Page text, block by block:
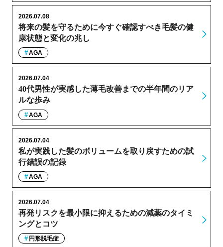
将来の髪を守るために今すぐ確認すべき毛髪の健
康状態と変化の兆し
2026.07.08
AGA
40代男性が実感した薄毛改善までの半年間のリア
ルな歩み
2026.07.04
AGA
私が実践した髪のボリュームを取り戻すための試
行錯誤の記録
2026.07.04
AGA
再発リスクを最小限に抑えるための減薬のタイミ
ングとコツ
2026.07.04
円形脱毛症